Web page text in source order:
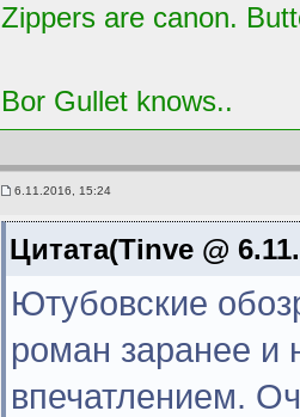
Zippers are canon.
Bor Gullet knows..
6.11.2016, 15:24
Цитата(Tinve @
Ютубовские
роман заранее и
впечатлением.